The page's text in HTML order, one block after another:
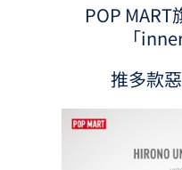
POP
「
推多款